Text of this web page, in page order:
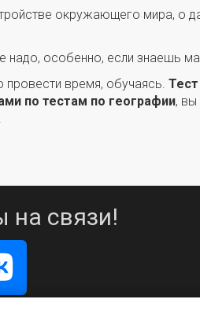
окружающего мира, о
особенно, если знаешь
провести время, обучаясь.
по тестам по географии, вы
на связи!